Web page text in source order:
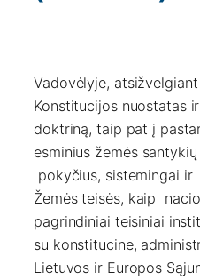
Vadovėlyje,
Konstitucijos nuostatas
doktriną, taip pat į
esminius žemės
pokyčius, sistemingai
Žemės teisės, kaip
pagrindiniai teisiniai
su konstitucine,
Lietuvos ir Europos